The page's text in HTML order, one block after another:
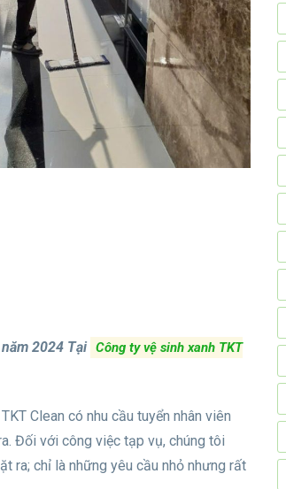
2024 Tại Công ty vệ sinh xanh TKT
Clean có nhu cầu tuyển nhân viên
Đối với công việc tạp vụ, chúng tôi
ra; chỉ là những yêu cầu nhỏ nhưng rất